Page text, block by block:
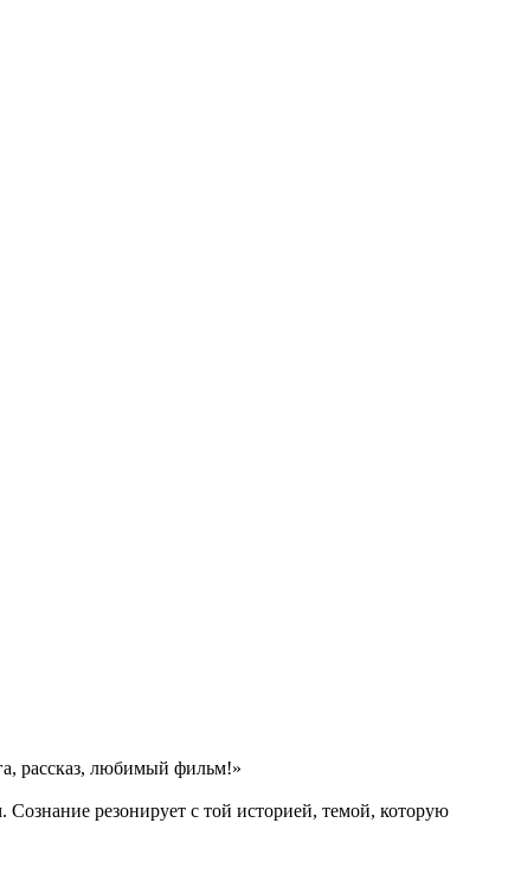
рассказ, любимый фильм!»
резонирует с той историей, темой, которую